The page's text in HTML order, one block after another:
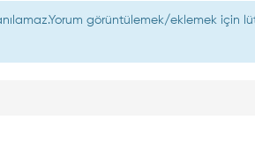
görüntülemek/eklemek için